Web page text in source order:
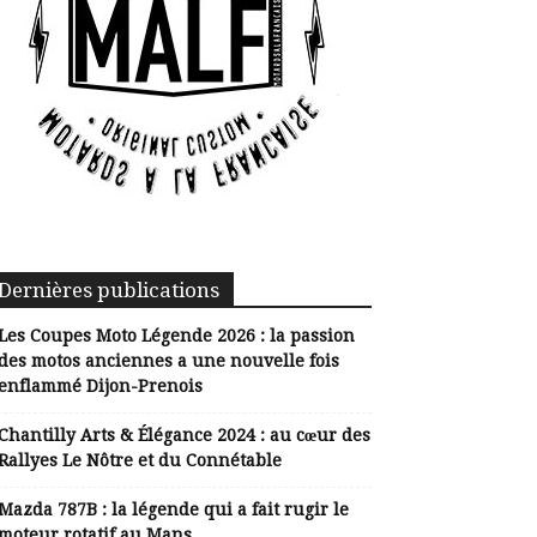
publications
Coupes Moto Légende 2026 : la passion
motos anciennes a une nouvelle fois
Dijon-Prenois
Arts & Élégance 2024 : au cœur des
Le Nôtre et du Connétable
787B : la légende qui a fait rugir le